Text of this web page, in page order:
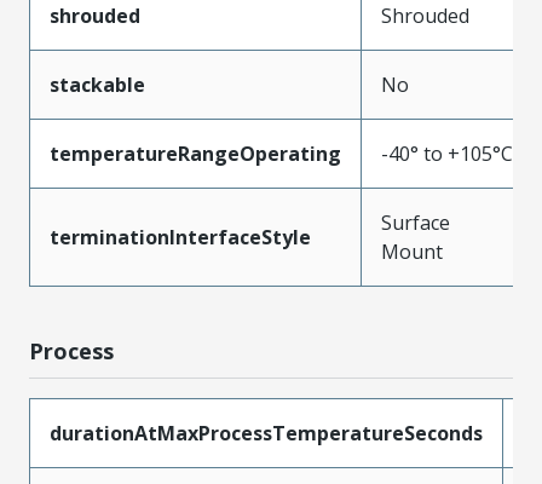
shrouded Shrouded
stackable No
temperatureRangeOperating -40° to +105°C
terminationInterfaceStyle
Surface
Mount
Process
durationAtMaxProcessTemperatureSeconds